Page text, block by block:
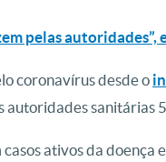
pelas autoridades”,
coronavírus desde o
sanitárias
ativos da